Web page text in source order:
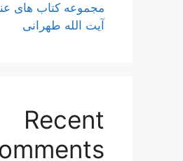
مجموعه کتاب های
آیت الله طهرانی
Recent